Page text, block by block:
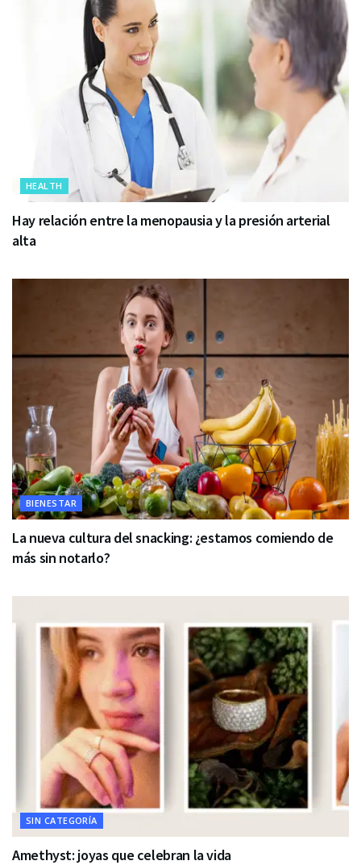
HEALTH
Hay relación entre la menopausia y la presión arterial
alta
BIENESTAR
La nueva cultura del snacking: ¿estamos comiendo de
más sin notarlo?
SIN CATEGORÍA
Amethyst: joyas que celebran la vida